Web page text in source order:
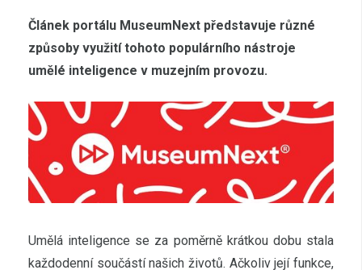
Článek portálu MuseumNext představuje různé
způsoby využití tohoto populárního nástroje
umělé inteligence v muzejním provozu.
Umělá inteligence se za poměrně krátkou dobu stala
každodenní součástí našich životů. Ačkoliv její funkce,